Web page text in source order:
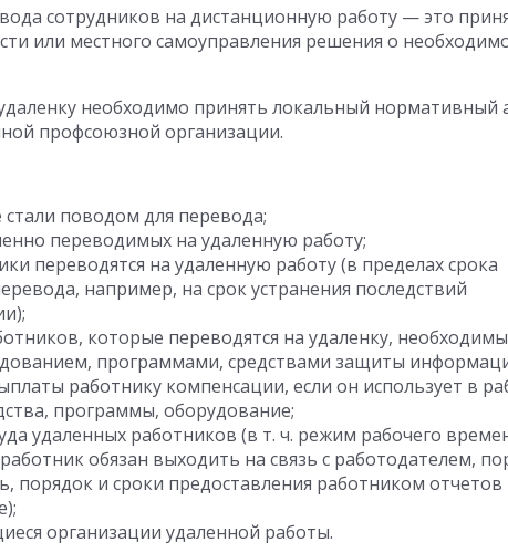
сотрудников на дистанционную работу — это
или местного самоуправления решения о
необходимо принять локальный нормативный
профсоюзной организации.
поводом для перевода;
переводимых на удаленную работу;
переводятся на удаленную работу (в пределах срока
например, на срок устранения последствий
которые переводятся на удаленку,
программами, средствами защиты
работнику компенсации, если он использует в
программы, оборудование;
удаленных работников (в т. ч. режим рабочего
обязан выходить на связь с работодателем,
порядок и сроки предоставления работником отчетов
организации удаленной работы.